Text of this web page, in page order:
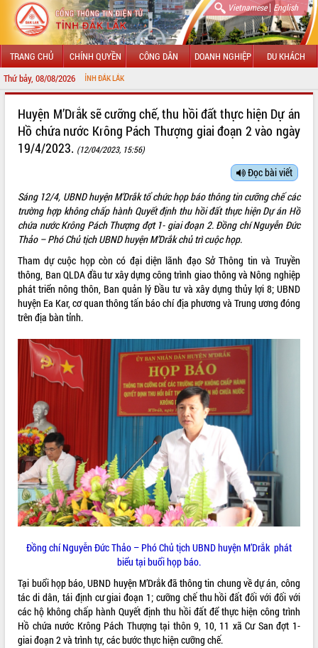
Vietnamese| English
TRANG CHỦ CHÍNH QUYỀN CÔNG DÂN DOANH NGHIỆP DU KHÁCH
Thứ bảy, 08/08/2026
LÃNH ĐẠO UBND TỈNH
SỞ, BAN, NGÀNH
UBND CÁC XÃ, PHƯỜNG
HỆ THỐNG VĂN BẢN
VĂN BẢN HĐND TỈNH
ĐIỂM TIN VĂN BẢN
QUY HOẠCH - KẾ HOẠCH
Huyện M’Drắk sẽ cưỡng chế, thu hồi đất thực hiện Dự án
Hồ chứa nước Krông Pách Thượng giai đoạn 2 vào ngày
19/4/2023. (12/04/2023, 15:56)
Đọc bài viết
Sáng 12/4, UBND huyện M’Drắk tổ chức họp báo thông tin cưỡng chế các
trường hợp không chấp hành Quyết định thu hồi đất thực hiện Dự án Hồ
chứa nước Krông Pách Thượng đợt 1- giai đoạn 2. Đồng chí Nguyễn Đức
Thảo – Phó Chủ tịch UBND huyện M’Drắk chủ trì cuộc họp.
Tham dự cuộc họp còn có đại diện lãnh đạo Sở Thông tin và Truyền
thông, Ban QLDA đầu tư xây dựng công trình giao thông và Nông nghiệp
phát triển nông thôn, Ban quản lý Đầu tư và xây dựng thủy lợi 8; UBND
huyện Ea Kar, cơ quan thông tấn báo chí địa phương và Trung ương đóng
trên địa bàn tỉnh.
Đồng chí Nguyễn Đức Thảo – Phó Chủ tịch UBND huyện M’Drắk phát
biểu tại buổi họp báo.
Tại buổi họp báo, UBND huyện M’Drắk đã thông tin chung về dự án, công
tác di dân, tái định cư giai đoạn 1; cưỡng chế thu hồi đất đối với đối với
các hộ không chấp hành Quyết định thu hồi đất để thực hiện công trình
Hồ chứa nước Krông Pách Thượng tại thôn 9, 10, 11 xã Cư San đợt 1-
giai đoạn 2 và trình tự, các bước thực hiện cưỡng chế.